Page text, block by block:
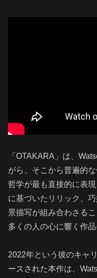
「OTAKARA」は、
がら、そこから普遍的
哲学が最も直接的に表
に基づいたリリック、
景描写が組み合わさる
多くの人の心に響く作品
2022年という彼のキャ
ースされた本作は、